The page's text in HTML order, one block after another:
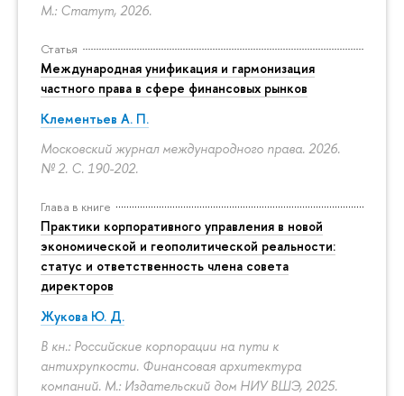
М.: Статут, 2026.
Статья
Международная унификация и гармонизация
частного права в сфере финансовых рынков
Клементьев А. П.
Московский журнал международного права. 2026.
№ 2. С. 190-202.
Глава в книге
Практики корпоративного управления в новой
экономической и геополитической реальности:
статус и ответственность члена совета
директоров
Жукова Ю. Д.
В кн.: Российские корпорации на пути к
антихрупкости. Финансовая архитектура
компаний. М.: Издательский дом НИУ ВШЭ, 2025.